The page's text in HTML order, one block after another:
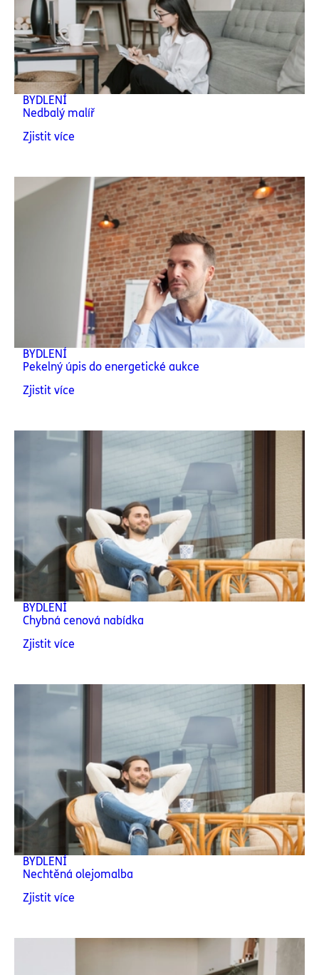
BYDLENÍ
Nedbalý malíř
Zjistit více
BYDLENÍ
Pekelný úpis do energetické aukce
Zjistit více
BYDLENÍ
Chybná cenová nabídka
Zjistit více
BYDLENÍ
Nechtěná olejomalba
Zjistit více